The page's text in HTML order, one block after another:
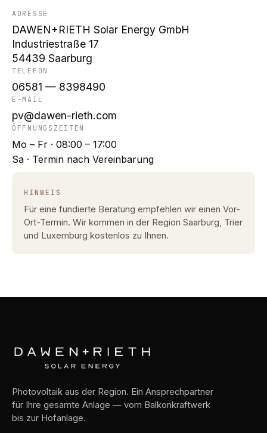
ADRESSE
DAWEN+RIETH Solar Energy GmbH
Industriestraße 17
54439 Saarburg
TELEFON
06581 — 8398490
E-MAIL
pv@dawen-rieth.com
ÖFFNUNGSZEITEN
Mo – Fr · 08:00 – 17:00
Sa · Termin nach Vereinbarung
HINWEIS
Für eine fundierte Beratung empfehlen wir einen Vor-
Ort-Termin. Wir kommen in der Region Saarburg, Trier
und Luxemburg kostenlos zu Ihnen.
Photovoltaik aus der Region. Ein Ansprechpartner
für Ihre gesamte Anlage — vom Balkonkraftwerk
bis zur Hofanlage.